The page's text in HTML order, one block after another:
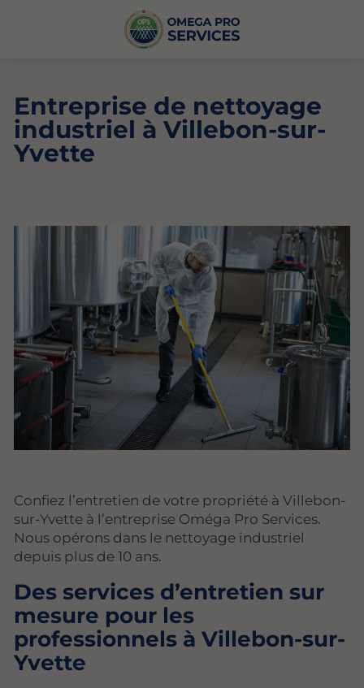
Entreprise de nettoyage
industriel à Villebon-sur-
Yvette
Confiez l’entretien de votre propriété à Villebon-
sur-Yvette à l’entreprise Oméga Pro Services.
Nous opérons dans le nettoyage industriel
depuis plus de 10 ans.
Des services d’entretien sur
mesure pour les
professionnels à Villebon-sur-
Yvette